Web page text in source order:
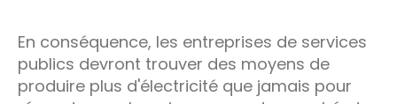
En conséquence, les entreprises de services
publics devront trouver des moyens de
produire plus d'électricité que jamais pour